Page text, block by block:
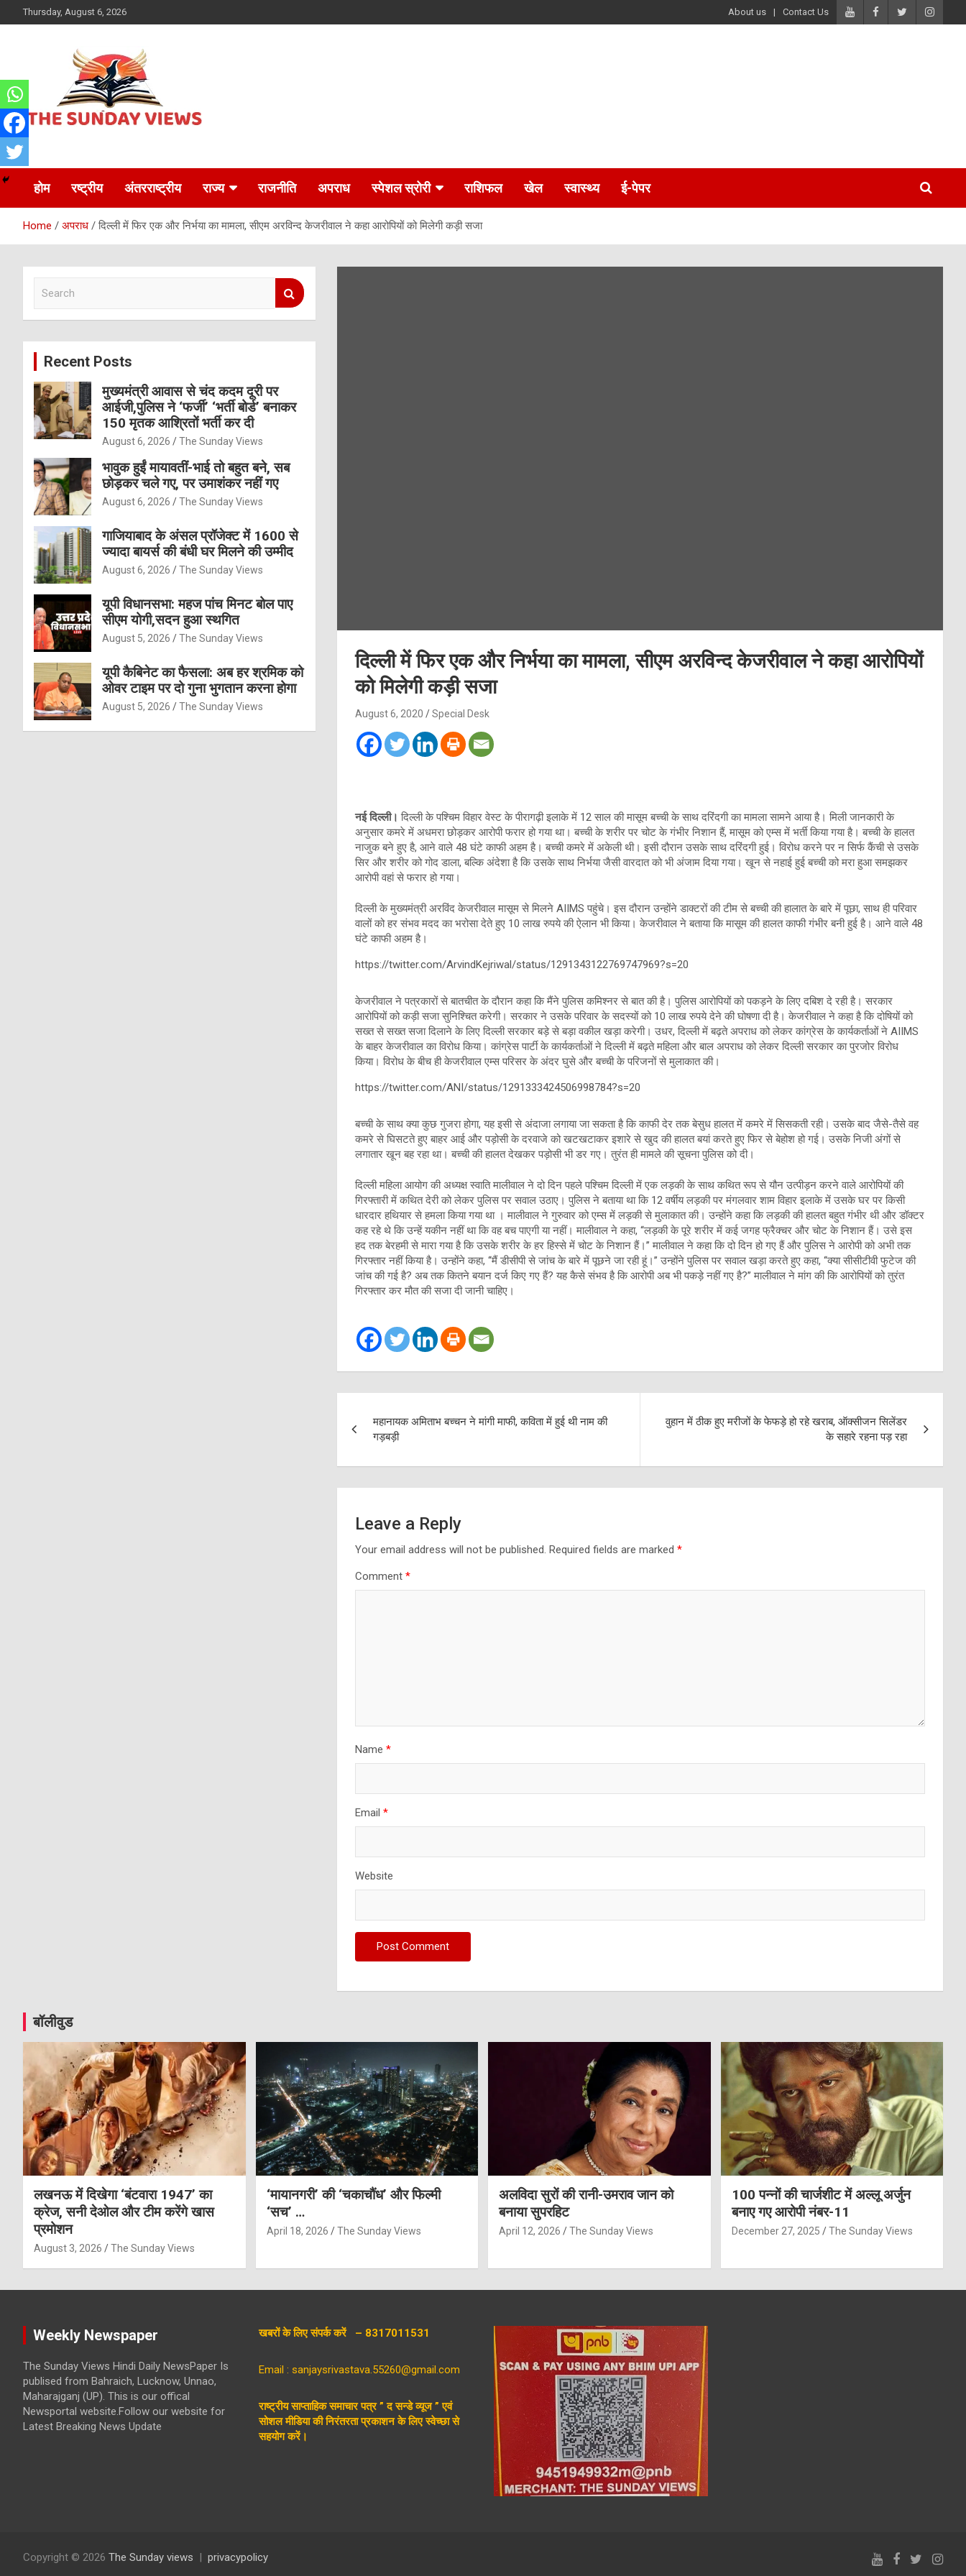
to
Thursday, August 6, 2026 About us Contact Us
The Sunday views
होम रष्ट्रीय अंतरराष्ट्रीय राज्य राजनीति अपराध स्पेशल स्रोरी राशिफल खेल स्वास्थ्य ई-पेपर
Home अपराध दिल्ली में फिर एक और निर्भया का मामला, सीएम अरविन्द केजरीवाल ने कहा आरोपियों को मिलेगी कड़ी सजा
दिल्ली में फिर एक और निर्भया का मामला, सीएम अरविन्द केजरीवाल ने कहा आरोपियों
को मिलेगी कड़ी सजा
August 6, 2020 Special Desk
नई दिल्ली।दिल्ली के पश्चिम विहार वेस्ट के पीरागढ़ी इलाके में 12 साल की मासूम बच्ची के साथ दरिंदगी का मामला सामने आया है। मिली जानकारी के
अनुसार कमरे में अधमरा छोड़कर आरोपी फरार हो गया था। बच्ची के शरीर पर चोट के गंभीर निशान हैं, मासूम को एम्स में भर्ती किया गया है। बच्ची के हालत
नाजुक बने हुए है, आने वाले 48 घंटे काफी अहम है। बच्ची कमरे में अकेली थी। इसी दौरान उसके साथ दरिंदगी हुई। विरोध करने पर न सिर्फ कैंची से उसके
सिर और शरीर को गोद डाला, बल्कि अंदेशा है कि उसके साथ निर्भया जैसी वारदात को भी अंजाम दिया गया। खून से नहाई हुई बच्ची को मरा हुआ समझकर
आरोपी वहां से फरार हो गया।
दिल्ली के मुख्यमंत्री अरविंद केजरीवाल मासूम से मिलने AIIMS पहुंचे। इस दौरान उन्होंने डाक्टरों की टीम से बच्ची की हालात के बारे में पूछा, साथ ही परिवार
वालों को हर संभव मदद का भरोसा देते हुए 10 लाख रुपये की ऐलान भी किया। केजरीवाल ने बताया कि मासूम की हालत काफी गंभीर बनी हुई है। आने वाले 48
घंटे काफी अहम है।
https://twitter.com/ArvindKejriwal/status/1291343122769747969?s=20
केजरीवाल ने पत्रकारों से बातचीत के दौरान कहा कि मैंने पुलिस कमिश्नर से बात की है। पुलिस आरोपियों को पकड़ने के लिए दबिश दे रही है। सरकार
आरोपियों को कड़ी सजा सुनिश्चित करेगी। सरकार ने उसके परिवार के सदस्यों को 10 लाख रुपये देने की घोषणा दी है। केजरीवाल ने कहा है कि दोषियों को
सख्त से सख्त सजा दिलाने के लिए दिल्ली सरकार बड़े से बड़ा वकील खड़ा करेगी। उधर, दिल्ली में बढ़ते अपराध को लेकर कांग्रेस के कार्यकर्ताओं ने AIIMS
के बाहर केजरीवाल का विरोध किया। कांग्रेस पार्टी के कार्यकर्ताओं ने दिल्ली में बढ़ते महिला और बाल अपराध को लेकर दिल्ली सरकार का पुरजोर विरोध
किया। विरोध के बीच ही केजरीवाल एम्स परिसर के अंदर घुसे और बच्ची के परिजनों से मुलाकात की।
https://twitter.com/ANI/status/1291333424506998784?s=20
बच्ची के साथ क्या कुछ गुजरा होगा, यह इसी से अंदाजा लगाया जा सकता है कि काफी देर तक बेसुध हालत में कमरे में सिसकती रही। उसके बाद जैसे-तैसे वह
कमरे से घिसटते हुए बाहर आई और पड़ोसी के दरवाजे को खटखटाकर इशारे से खुद की हालत बयां करते हुए फिर से बेहोश हो गई। उसके निजी अंगों से
लगातार खून बह रहा था। बच्ची की हालत देखकर पड़ोसी भी डर गए। तुरंत ही मामले की सूचना पुलिस को दी।
दिल्ली महिला आयोग की अध्यक्ष स्वाति मालीवाल ने दो दिन पहले पश्चिम दिल्ली में एक लड़की के साथ कथित रूप से यौन उत्पीड़न करने वाले आरोपियों की
गिरफ्तारी में कथित देरी को लेकर पुलिस पर सवाल उठाए। पुलिस ने बताया था कि 12 वर्षीय लड़की पर मंगलवार शाम विहार इलाके में उसके घर पर किसी
धारदार हथियार से हमला किया गया था । मालीवाल ने गुरुवार को एम्स में लड़की से मुलाकात की। उन्होंने कहा कि लड़की की हालत बहुत गंभीर थी और डॉक्टर
कह रहे थे कि उन्हें यकीन नहीं था कि वह बच पाएगी या नहीं। मालीवाल ने कहा, ‘‘लड़की के पूरे शरीर में कई जगह फ्रैक्चर और चोट के निशान हैं। उसे इस
हद तक बेरहमी से मारा गया है कि उसके शरीर के हर हिस्से में चोट के निशान हैं।’’ मालीवाल ने कहा कि दो दिन हो गए हैं और पुलिस ने आरोपी को अभी तक
गिरफ्तार नहीं किया है। उन्होंने कहा, ‘‘मैं डीसीपी से जांच के बारे में पूछने जा रही हूं।’’ उन्होंने पुलिस पर सवाल खड़ा करते हुए कहा, ‘‘क्या सीसीटीवी फुटेज की
जांच की गई है? अब तक कितने बयान दर्ज किए गए हैं? यह कैसे संभव है कि आरोपी अब भी पकड़े नहीं गए है?’’ मालीवाल ने मांग की कि आरोपियों को तुरंत
गिरफ्तार कर मौत की सजा दी जानी चाहिए।
navigation
महानायक अमिताभ बच्चन ने मांगी माफी, कविता में हुई थी नाम की
गड़बड़ी
वुहान में ठीक हुए मरीजों के फेफड़े हो रहे खराब, ऑक्सीजन सिलेंडर
के सहारे रहना पड़ रहा
Leave a Reply
Your email address will not be published. Required fields are marked *
Comment *
Name *
Email *
Website
c
Recent Posts
मुख्यमंत्री आवास से चंद कदम दूरी पर
आईजी,पुलिस ने ‘फर्जी’ ‘भर्ती बोर्ड’ बनाकर
150 मृतक आश्रितों भर्ती कर दी
August 6, 2026 The Sunday Views
भावुक हुईं मायावतीं-भाई तो बहुत बने, सब
छोड़कर चले गए, पर उमाशंकर नहीं गए
August 6, 2026 The Sunday Views
गाजियाबाद के अंसल प्रॉजेक्ट में 1600 से
ज्यादा बायर्स की बंधी घर मिलने की उम्मीद
August 6, 2026 The Sunday Views
यूपी विधानसभा: महज पांच मिनट बोल पाए
सीएम योगी,सदन हुआ स्थगित
August 5, 2026 The Sunday Views
यूपी कैबिनेट का फैसला: अब हर श्रमिक को
ओवर टाइम पर दो गुना भुगतान करना होगा
August 5, 2026 The Sunday Views
बॉलीवुड
लखनऊ में दिखेगा ‘बंटवारा 1947’ का
क्रेज, सनी देओल और टीम करेंगे खास
प्रमोशन
August 3, 2026 The Sunday Views
‘मायानगरी’ की ‘चकाचौंध’ और फिल्मी
‘सच’ …
April 18, 2026 The Sunday Views
अलविदा सुरों की रानी-उमराव जान को
बनाया सुपरहिट
April 12, 2026 The Sunday Views
100 पन्नों की चार्जशीट में अल्लू अर्जुन
बनाए गए आरोपी नंबर-11
December 27, 2025 The Sunday Views
Weekly Newspaper
The Sunday Views Hindi Daily NewsPaper Is
publised from Bahraich, Lucknow, Unnao,
Maharajganj (UP). This is our offical
Newsportal website.Follow our website for
Latest Breaking News Update
खबरों के लिए संपर्क करें – 8317011531
Email : sanjaysrivastava.55260@gmail.com
राष्ट्रीय साप्ताहिक समाचार पत्र ” द सन्डे व्यूज ” एवं
सोशल मीडिया की निरंतरता प्रकाशन के लिए स्वेच्छा से
सहयोग करें।
Copyright © 2026 The Sunday views privacypolicy